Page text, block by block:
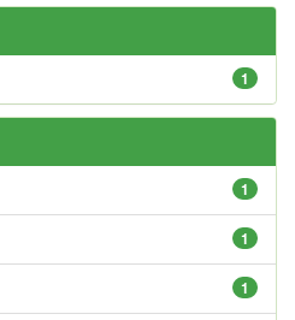
1
1
1
1